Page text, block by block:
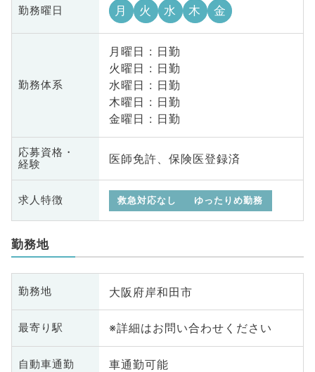
勤務曜日 月 火 水 木 金
勤務体系
月曜日 : 日勤
火曜日 : 日勤
水曜日 : 日勤
木曜日 : 日勤
金曜日 : 日勤
応募資格・
経験
医師免許、保険医登録済
求人特徴 救急対応なし ゆったりめ勤務
勤務地
勤務地 大阪府岸和田市
最寄り駅 ※詳細はお問い合わせください
自動車通勤 車通勤可能